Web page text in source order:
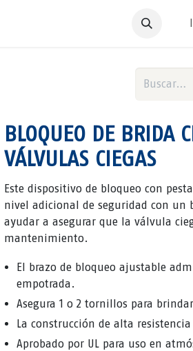
BLOQUEO DE BRIDA
VÁLVULAS CIEGAS
Este dispositivo de bloqueo con
nivel adicional de seguridad con un
ayudar a asegurar que la válvula
mantenimiento.
El brazo de bloqueo ajustable
empotrada.
Asegura 1 o 2 tornillos para
La construcción de alta
Aprobado por UL para uso en